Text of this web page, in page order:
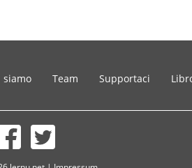
siamo Team Supportaci